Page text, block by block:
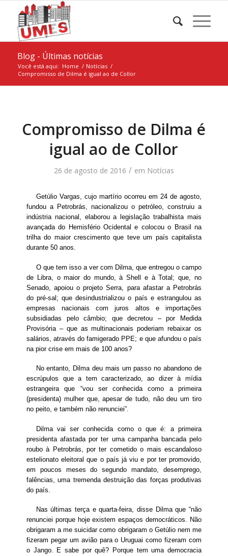
Blog - Últimas notícias
Você está aqui: Home / Notícias /
Compromisso de Dilma é igual ao de Collor
Compromisso de Dilma é
igual ao de Collor
26 de agosto de 2016 / em Notícias
Getúlio Vargas, cujo martírio ocorreu em 24 de agosto,
fundou a Petrobrás, nacionalizou o petróleo, construiu a
indústria nacional, elaborou a legislação trabalhista mais
avançada do Hemisfério Ocidental e colocou o Brasil na
trilha do maior crescimento que teve um país capitalista
durante 50 anos.
O que tem isso a ver com Dilma, que entregou o campo
de Libra, o maior do mundo, à Shell e à Total; que, no
Senado, apoiou o projeto Serra, para afastar a Petrobrás
do pré-sal; que desindustrializou o país e estrangulou as
empresas nacionais com juros altos e importações
subsidiadas pelo câmbio; que decretou – por Medida
Provisória – que as multinacionais poderiam rebaixar os
salários, através do famigerado PPE; e que afundou o país
na pior crise em mais de 100 anos?
No entanto, Dilma deu mais um passo no abandono de
escrúpulos que a tem caracterizado, ao dizer à mídia
estrangeira que “vou ser conhecida como a primeira
(presidenta) mulher que, apesar de tudo, não deu um tiro
no peito, e também não renunciei”.
Dilma vai ser conhecida como o que é: a primeira
presidenta afastada por ter uma campanha bancada pelo
roubo à Petrobrás, por ter cometido o mais escandaloso
estelionato eleitoral que o país já viu e por ter promovido,
em poucos meses do segundo mandato, desemprego,
falências, uma tremenda destruição das forças produtivas
do país.
Nas últimas terça e quarta-feira, disse Dilma que “não
renunciei porque hoje existem espaços democráticos. Não
obrigaram a me suicidar como obrigaram o Getúlio nem me
fizeram pegar um avião para o Uruguai como fizeram com
o Jango. E sabe por quê? Porque tem uma democracia